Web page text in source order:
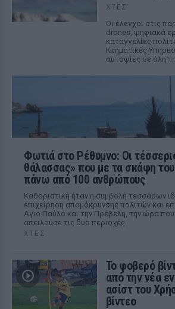
ΧΤΕΣ
Οι έλεγχοι στις
drones, ψηφιακά
καταγγελίες
Κτηματικές
αυτοψίες σε όλη
Φωτιά στο Ρέθυμνο: Οι
θάλασσας» που με τα σκάφη
πάνω από 100 ανθρώπους
Καθοριστική ήταν η συμβολή τεσσάρων
επιχείρηση απομάκρυνσης πολιτών και
Αγιο Παύλο και την Πρέβελη, την ώρα
απειλούσε τις δύο περιοχές
ΧΤΕΣ
Το φοβερό
από την νέα
ασίστ του
βίντεο